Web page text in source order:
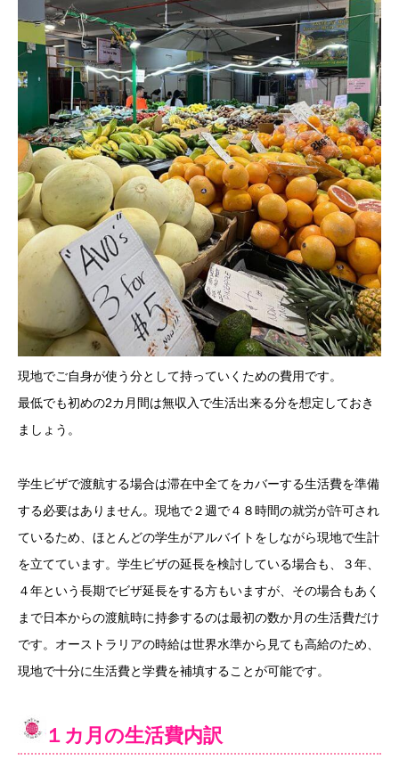
現地でご自身が使う分として持っていくための費用です。
最低でも初めの2カ月間は無収入で生活出来る分を想定しておき
ましょう。
学生ビザで渡航する場合は滞在中全てをカバーする生活費を準備
する必要はありません。現地で２週で４８時間の就労が許可され
ているため、ほとんどの学生がアルバイトをしながら現地で生計
を立てています。学生ビザの延長を検討している場合も、３年、
４年という長期でビザ延長をする方もいますが、その場合もあく
まで日本からの渡航時に持参するのは最初の数か月の生活費だけ
です。オーストラリアの時給は世界水準から見ても高給のため、
現地で十分に生活費と学費を補填することが可能です。
１カ月の生活費内訳